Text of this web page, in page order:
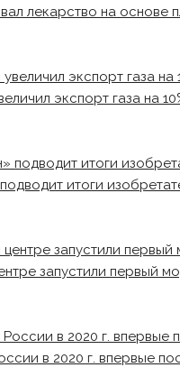
лекарство на основе
экспорт газа на
итоги
запустили первый
в 2020 г. впервые